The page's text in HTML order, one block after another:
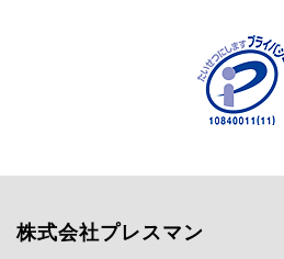
株式会社プレスマン